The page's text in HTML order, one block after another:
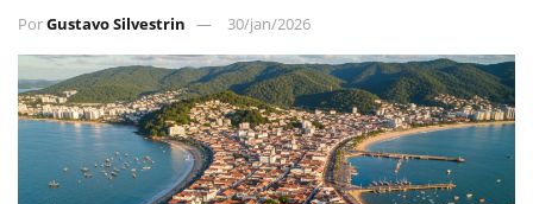
PorGustavo Silvestrin 30/jan/2026